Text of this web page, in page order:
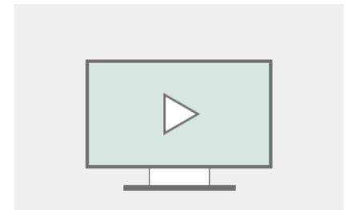
- Nuevas funciones de Maquillaje + Microcirugía.
Puedes maquillarte en unos segundos.
- Incontables efectos especiales, miles de stickers
- Filtros de Magia Musical. Puedes crear videos